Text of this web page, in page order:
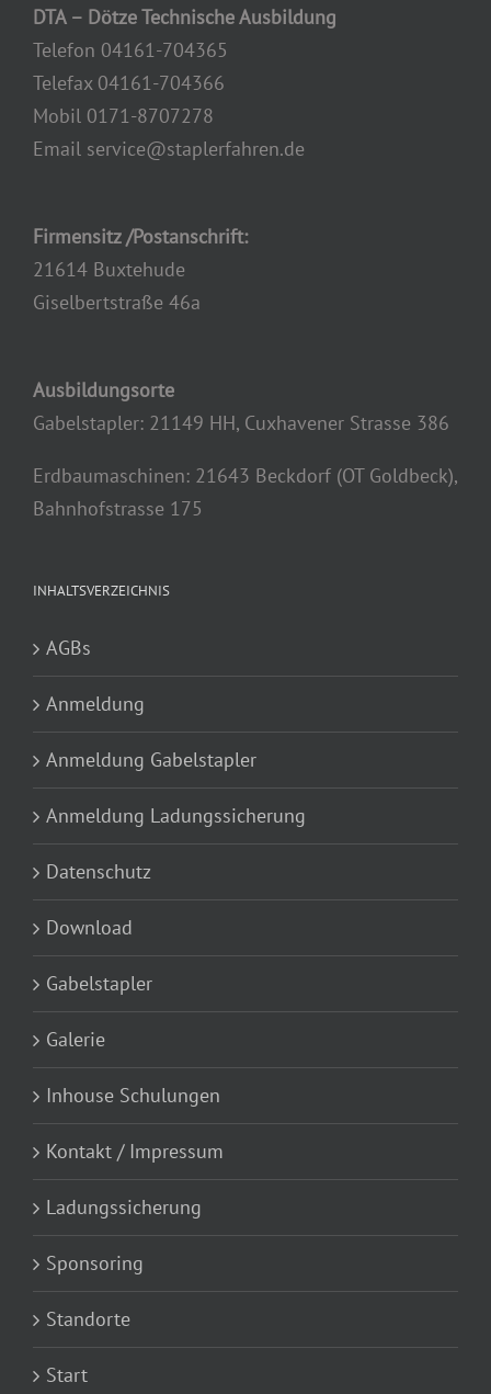
DTA – Dötze Technische Ausbildung
Telefon 04161-704365
Telefax 04161-704366
Mobil 0171-8707278
Email service@staplerfahren.de
Firmensitz /Postanschrift:
21614 Buxtehude
Giselbertstraße 46a
Ausbildungsorte
Gabelstapler: 21149 HH, Cuxhavener Strasse 386
Erdbaumaschinen: 21643 Beckdorf (OT Goldbeck),
Bahnhofstrasse 175
INHALTSVERZEICHNIS
AGBs
Anmeldung
Anmeldung Gabelstapler
Anmeldung Ladungssicherung
Datenschutz
Download
Gabelstapler
Galerie
Inhouse Schulungen
Kontakt / Impressum
Ladungssicherung
Sponsoring
Standorte
Start